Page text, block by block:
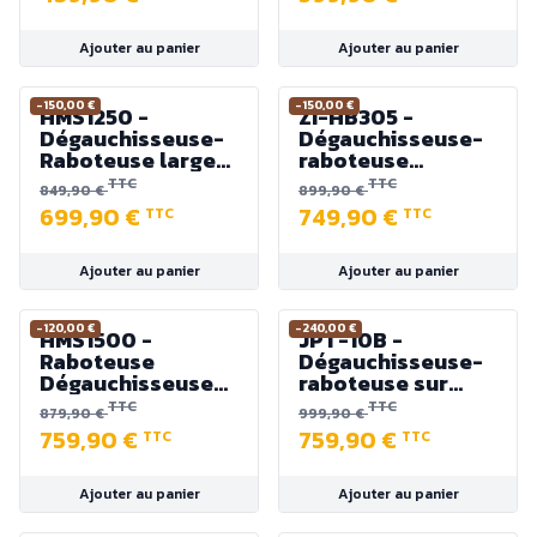
Ajouter au panier Ajouter au panier
-150,00 €
HMS1250 -
Dégauchisseuse-
Raboteuse largeur
de passe 305 mm -
Puissance 1800 W
849,90 €TTC
699,90 € TTC
Ajouter au panier
-150,00 €
ZI-HB305 -
Dégauchisseuse-
raboteuse
Combinée -
Largeur 305 mm -
1800W
899,90 €TTC
749,90 € TTC
Ajouter au panier
-120,00 €
HMS1500 -
Raboteuse
Dégauchisseuse
d'Atelier 260 mm -
2200 W
879,90 €TTC
759,90 € TTC
Ajouter au panier
-240,00 €
JPT-10B -
Dégauchisseuse-
raboteuse sur
Piétement - 230 V
1,5kW monophasé
- Largeur Max. 254
999,90 €TTC
759,90 € TTC
Ajouter au panier